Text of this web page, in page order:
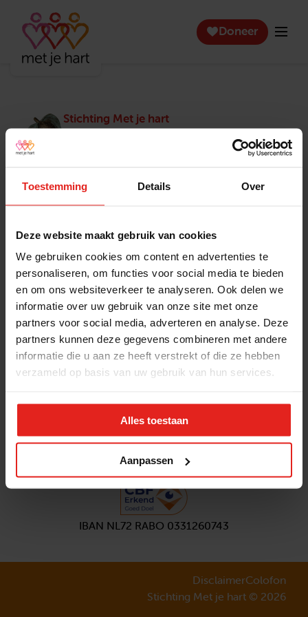
Toestemming Details Over
Deze website maakt gebruik van cookies
We gebruiken cookies om content en advertenties te
personaliseren, om functies voor social media te bieden
en om ons websiteverkeer te analyseren. Ook delen we
informatie over uw gebruik van onze site met onze
partners voor social media, adverteren en analyse. Deze
partners kunnen deze gegevens combineren met andere
informatie die u aan ze heeft verstrekt of die ze hebben
verzameld op basis van uw gebruik van hun services.
Alles toestaan
Aanpassen
Doneer
Stichting Met je hart
Stichting Met je hart laat ouderen die zich
eenzaam voelen weer genieten en inspireert
winnaar van het Appeltje van Oranje.
Actuele vacatures
Pers en media
Jaarverslag 2025
Contact
Klachtenprocedure
Privacyverklaring
Opzeggen
Volg ons
Aanmeldennieuwsbrief
IBAN NL72 RABO 0331260743
DisclaimerColofon
Stichting Met je hart © 2026